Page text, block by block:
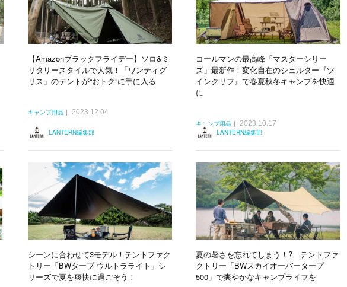
【Amazonブラックフライデー】ソロ&ミ
リタリースタイルで人気！「ワンティグ
リス」のテントが“おトク”に手に入る
キャンプ用品 2023.12.04
LANTERN編集部
コールマンの最高峰「マスターシリー
ズ」最新作！変化自在のシェルター『ツ
インクリフ』で春夏秋冬キャンプを快適
に
キャンプ用品
2023.10.17
LANTERN編集部
シーンに合わせて3モデル！テントファク
トリー「BWタープ ウルトラライト」シ
リーズで夏を爽快に過ごそう！
夏の暑さを忘れてしまう！? テントファ
クトリー「BWスカイオーバータープ
500」で爽やかなキャンプライフを